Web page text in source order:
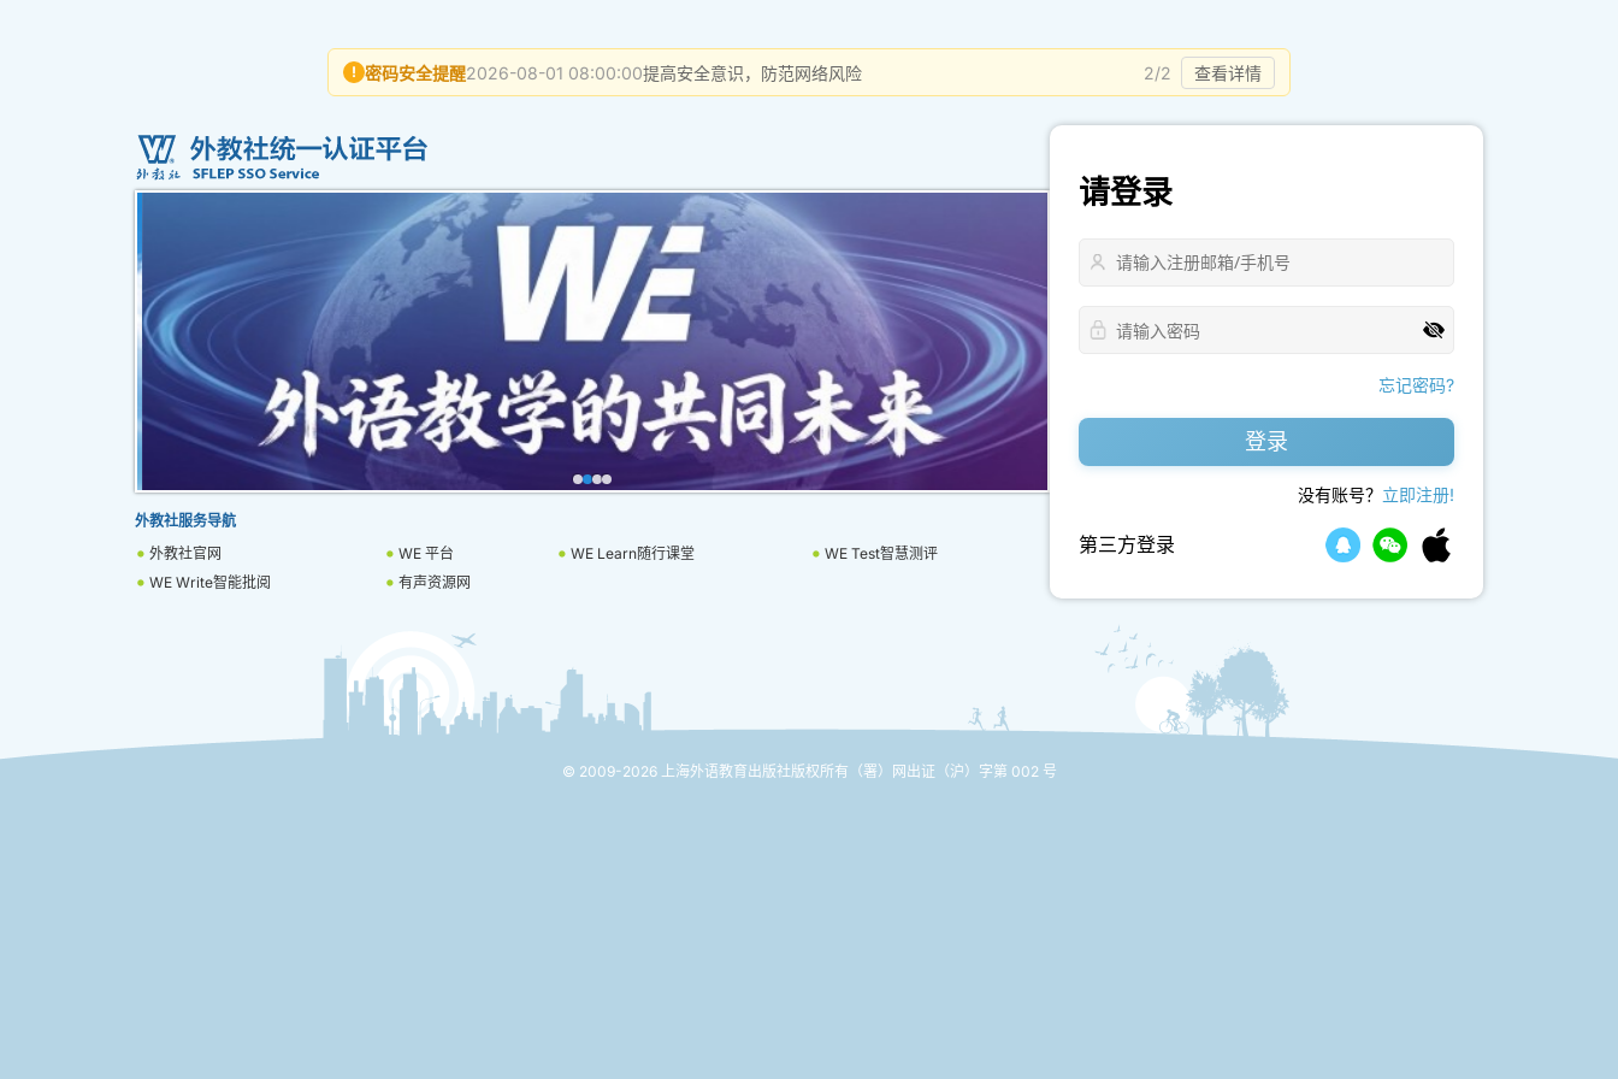
! 密码安全提醒2026-08-01 08:00:00提高安全意识，防范网络风险 2/2 查看详情
外教社服务导航
外教社官网
WE 平台 WE Learn随行课堂
WE Test智慧测评
WE Write智能批阅
有声资源网
请登录
忘记密码?
登录
没有账号？ 立即注册!
第三方登录
© 2009-2026 上海外语教育出版社版权所有 （署）网出证（沪）字第 002 号